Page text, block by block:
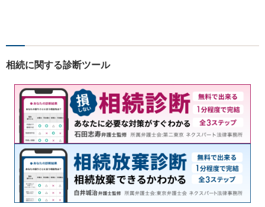
相続に関する診断ツール